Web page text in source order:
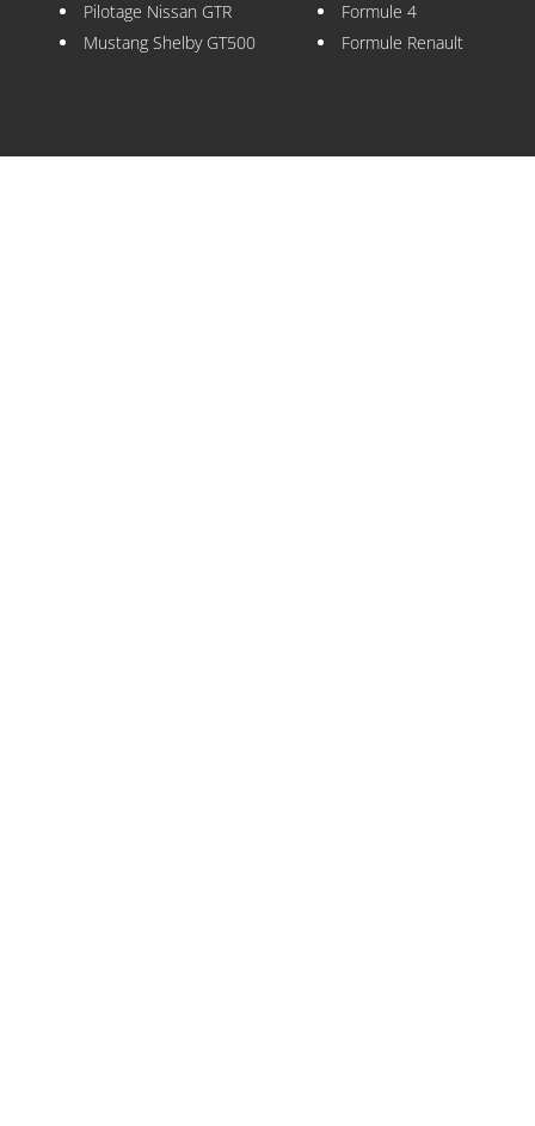
Pilotage Nissan GTR
Mustang Shelby GT500
Formule 4
Formule Renault